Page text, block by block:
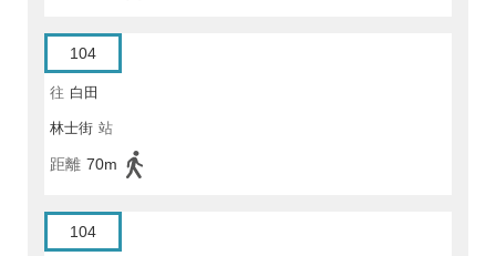
104
往 白田
林士街 站
距離 70m
104